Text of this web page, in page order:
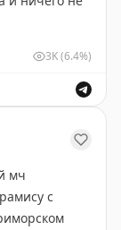
3K(6.4%)
мч
с